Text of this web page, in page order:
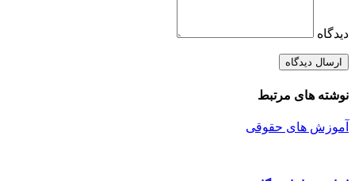
دیدگاه
نوشته های مرتبط
آموزش های حقوقی